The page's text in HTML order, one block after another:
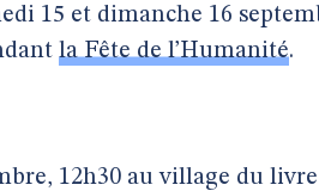
15 et dimanche 16
la Fête de l’Humanité.
12h30 au village du